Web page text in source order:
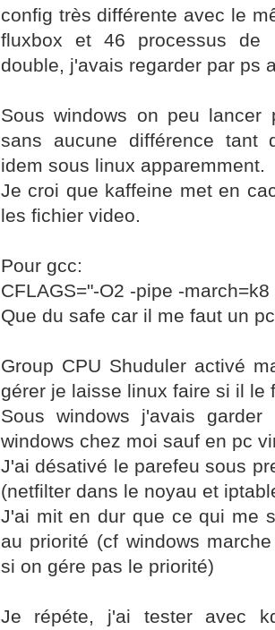
config très différente avec le
fluxbox et 46 processus de
double, j'avais regarder par ps
Sous windows on peu lancer
sans aucune différence tant
idem sous linux apparemment.
Je croi que kaffeine met en
les fichier video.
Pour gcc:
CFLAGS="-O2 -pipe -
Que du safe car il me faut un
Group CPU Shuduler activé
gérer je laisse linux faire si il le
Sous windows j'avais
windows chez moi sauf en pc
J'ai désativé le parefeu sous
(netfilter dans le noyau et
J'ai mit en dur que ce qui me
au priorité (cf windows
si on gére pas le priorité)
Je répéte, j'ai tester avec